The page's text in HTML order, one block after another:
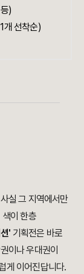
)
개 선착순)
실 그 지역에서만
색이 한층
' 기획전은 바로
이나 우대권이
게 이어진답니다.